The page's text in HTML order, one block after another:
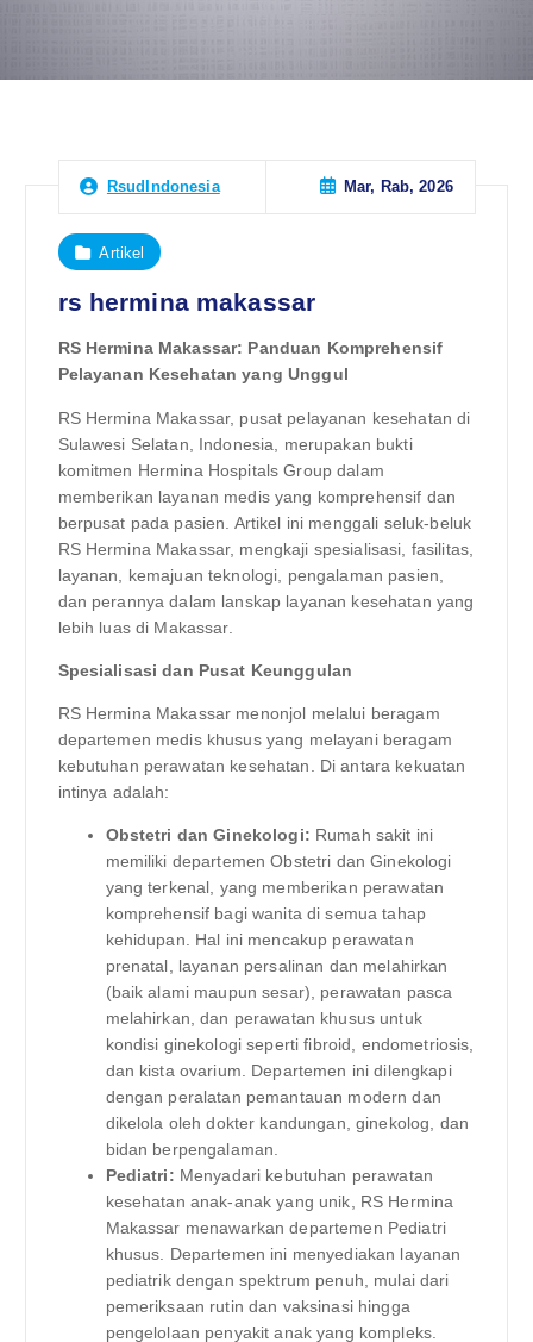
RsudIndonesia Mar, Rab, 2026
Artikel
rs hermina makassar
RS Hermina Makassar: Panduan Komprehensif
Pelayanan Kesehatan yang Unggul
RS Hermina Makassar, pusat pelayanan kesehatan di
Sulawesi Selatan, Indonesia, merupakan bukti
komitmen Hermina Hospitals Group dalam
memberikan layanan medis yang komprehensif dan
berpusat pada pasien. Artikel ini menggali seluk-beluk
RS Hermina Makassar, mengkaji spesialisasi, fasilitas,
layanan, kemajuan teknologi, pengalaman pasien,
dan perannya dalam lanskap layanan kesehatan yang
lebih luas di Makassar.
Spesialisasi dan Pusat Keunggulan
RS Hermina Makassar menonjol melalui beragam
departemen medis khusus yang melayani beragam
kebutuhan perawatan kesehatan. Di antara kekuatan
intinya adalah:
Obstetri dan Ginekologi: Rumah sakit ini
memiliki departemen Obstetri dan Ginekologi
yang terkenal, yang memberikan perawatan
komprehensif bagi wanita di semua tahap
kehidupan. Hal ini mencakup perawatan
prenatal, layanan persalinan dan melahirkan
(baik alami maupun sesar), perawatan pasca
melahirkan, dan perawatan khusus untuk
kondisi ginekologi seperti fibroid, endometriosis,
dan kista ovarium. Departemen ini dilengkapi
dengan peralatan pemantauan modern dan
dikelola oleh dokter kandungan, ginekolog, dan
bidan berpengalaman.
Pediatri: Menyadari kebutuhan perawatan
kesehatan anak-anak yang unik, RS Hermina
Makassar menawarkan departemen Pediatri
khusus. Departemen ini menyediakan layanan
pediatrik dengan spektrum penuh, mulai dari
pemeriksaan rutin dan vaksinasi hingga
pengelolaan penyakit anak yang kompleks.